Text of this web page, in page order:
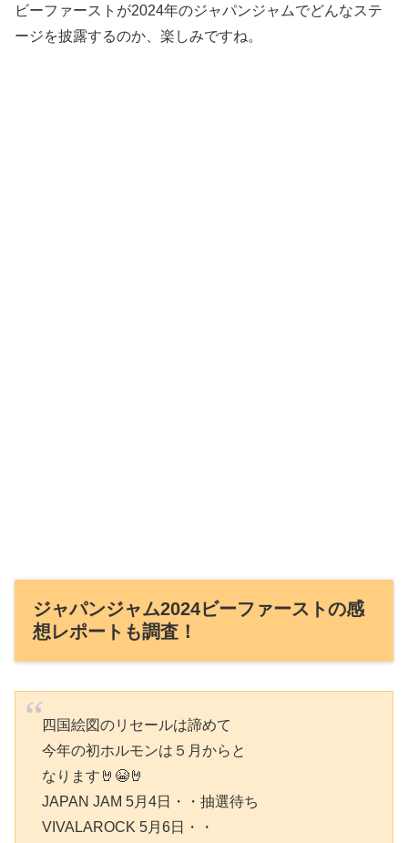
ビーファーストが2024年のジャパンジャムでどんなステ
ージを披露するのか、楽しみですね。
ジャパンジャム2024ビーファーストの感
想レポートも調査！
四国絵図のリセールは諦めて
今年の初ホルモンは５月からと
なります🤘😭🤘
JAPAN JAM 5月4日・・抽選待ち
VIVALAROCK 5月6日・・